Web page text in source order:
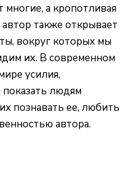
многие, а кропотливая
также открывает
вокруг которых мы
их. В современном
усилия,
людям
познавать ее, любить
автора.